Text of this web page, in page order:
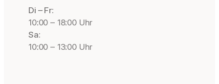
Di – Fr:
10:00 – 18:00 Uhr
Sa:
10:00 – 13:00 Uhr